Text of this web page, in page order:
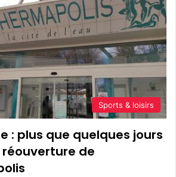
Sports & loisirs
: plus que quelques jours
de